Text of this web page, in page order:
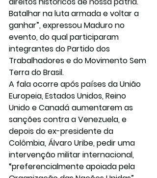
Batalhar na luta armada e voltar a
ganhar”, expressou Maduro no
evento, do qual participaram
integrantes do Partido dos
Trabalhadores e do Movimento Sem
Terra do Brasil.
A fala ocorre após países da União
Europeia, Estados Unidos, Reino
Unido e Canadá aumentarem as
sanções contra a Venezuela, e
depois do ex-presidente da
Colômbia, Álvaro Uribe, pedir uma
intervenção militar internacional,
“preferencialmente apoiada pela